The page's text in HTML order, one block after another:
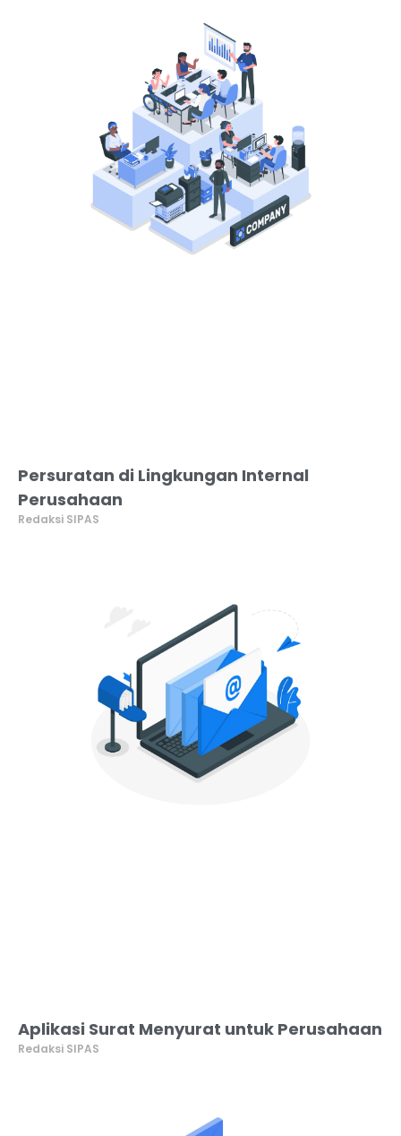
Persuratan di Lingkungan Internal
Perusahaan
Redaksi SIPAS
Aplikasi Surat Menyurat untuk Perusahaan
Redaksi SIPAS